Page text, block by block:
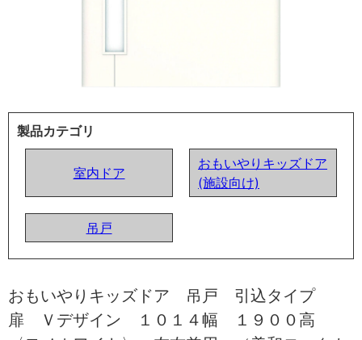
製品カテゴリ
室内ドア
おもいやりキッズドア
(施設向け)
吊戸
おもいやりキッズドア 吊戸 引込タイプ
扉 Ｖデザイン １０１４幅 １９００高